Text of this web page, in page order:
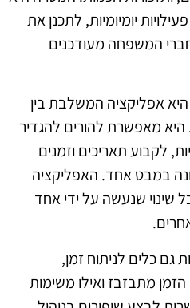
יומיומיות, לתכנן את
המשפחה מעודכנים
אפליקציה המשלבת בין
היא מאפשרת להורים להגדיר
לקבוע תאריכים וזמנים
במבט אחד. האפליקציה
שנעשה על ידי אחד
גם כלים לניתוח זמן,
הזמן מתבזבז ואילו משימות